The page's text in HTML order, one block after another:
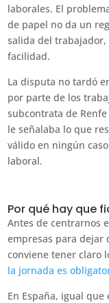
laborales. El
de papel no da un
salida del trabajador,
facilidad.
La disputa no tardó
por parte de los
subcontrata de
le señalaba lo que
válido en ningún
laboral.
Por qué hay que
Antes de centrarnos
empresas para dejar
conviene tener claro
la jornada es
En España, igual